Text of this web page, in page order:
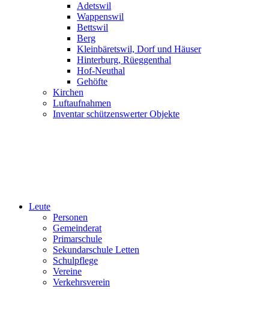
Adetswil
Wappenswil
Bettswil
Berg
Kleinbäretswil, Dorf und Häuser
Hinterburg, Rüeggenthal
Hof-Neuthal
Gehöfte
Kirchen
Luftaufnahmen
Inventar schützenswerter Objekte
Leute
Personen
Gemeinderat
Primarschule
Sekundarschule Letten
Schulpflege
Vereine
Verkehrsverein